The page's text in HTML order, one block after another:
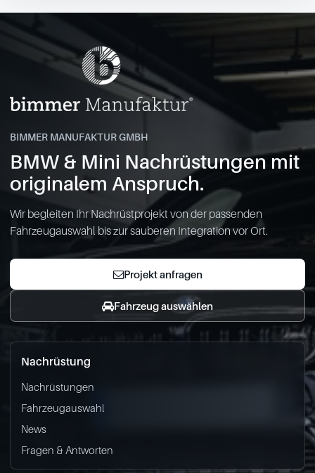
BIMMER MANUFAKTUR GMBH
BMW & Mini Nachrüstungen mit
originalem Anspruch.
Wir begleiten Ihr Nachrüstprojekt von der passenden
Fahrzeugauswahl bis zur sauberen Integration vor Ort.
Projekt anfragen
Fahrzeug auswählen
Nachrüstung
Nachrüstungen
Fahrzeugauswahl
News
Fragen & Antworten